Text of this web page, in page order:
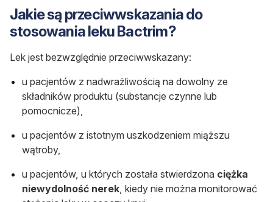
Jakie są przeciwwskazania do
stosowania leku Bactrim?
Lek jest bezwzględnie przeciwwskazany:
u pacjentów z nadwrażliwością na dowolny ze
składników produktu (substancje czynne lub
pomocnicze),
u pacjentów z istotnym uszkodzeniem miąższu
wątroby,
u pacjentów, u których została stwierdzona ciężka
niewydolność nerek , kiedy nie można monitorować